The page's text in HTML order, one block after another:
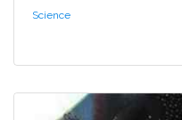
Science